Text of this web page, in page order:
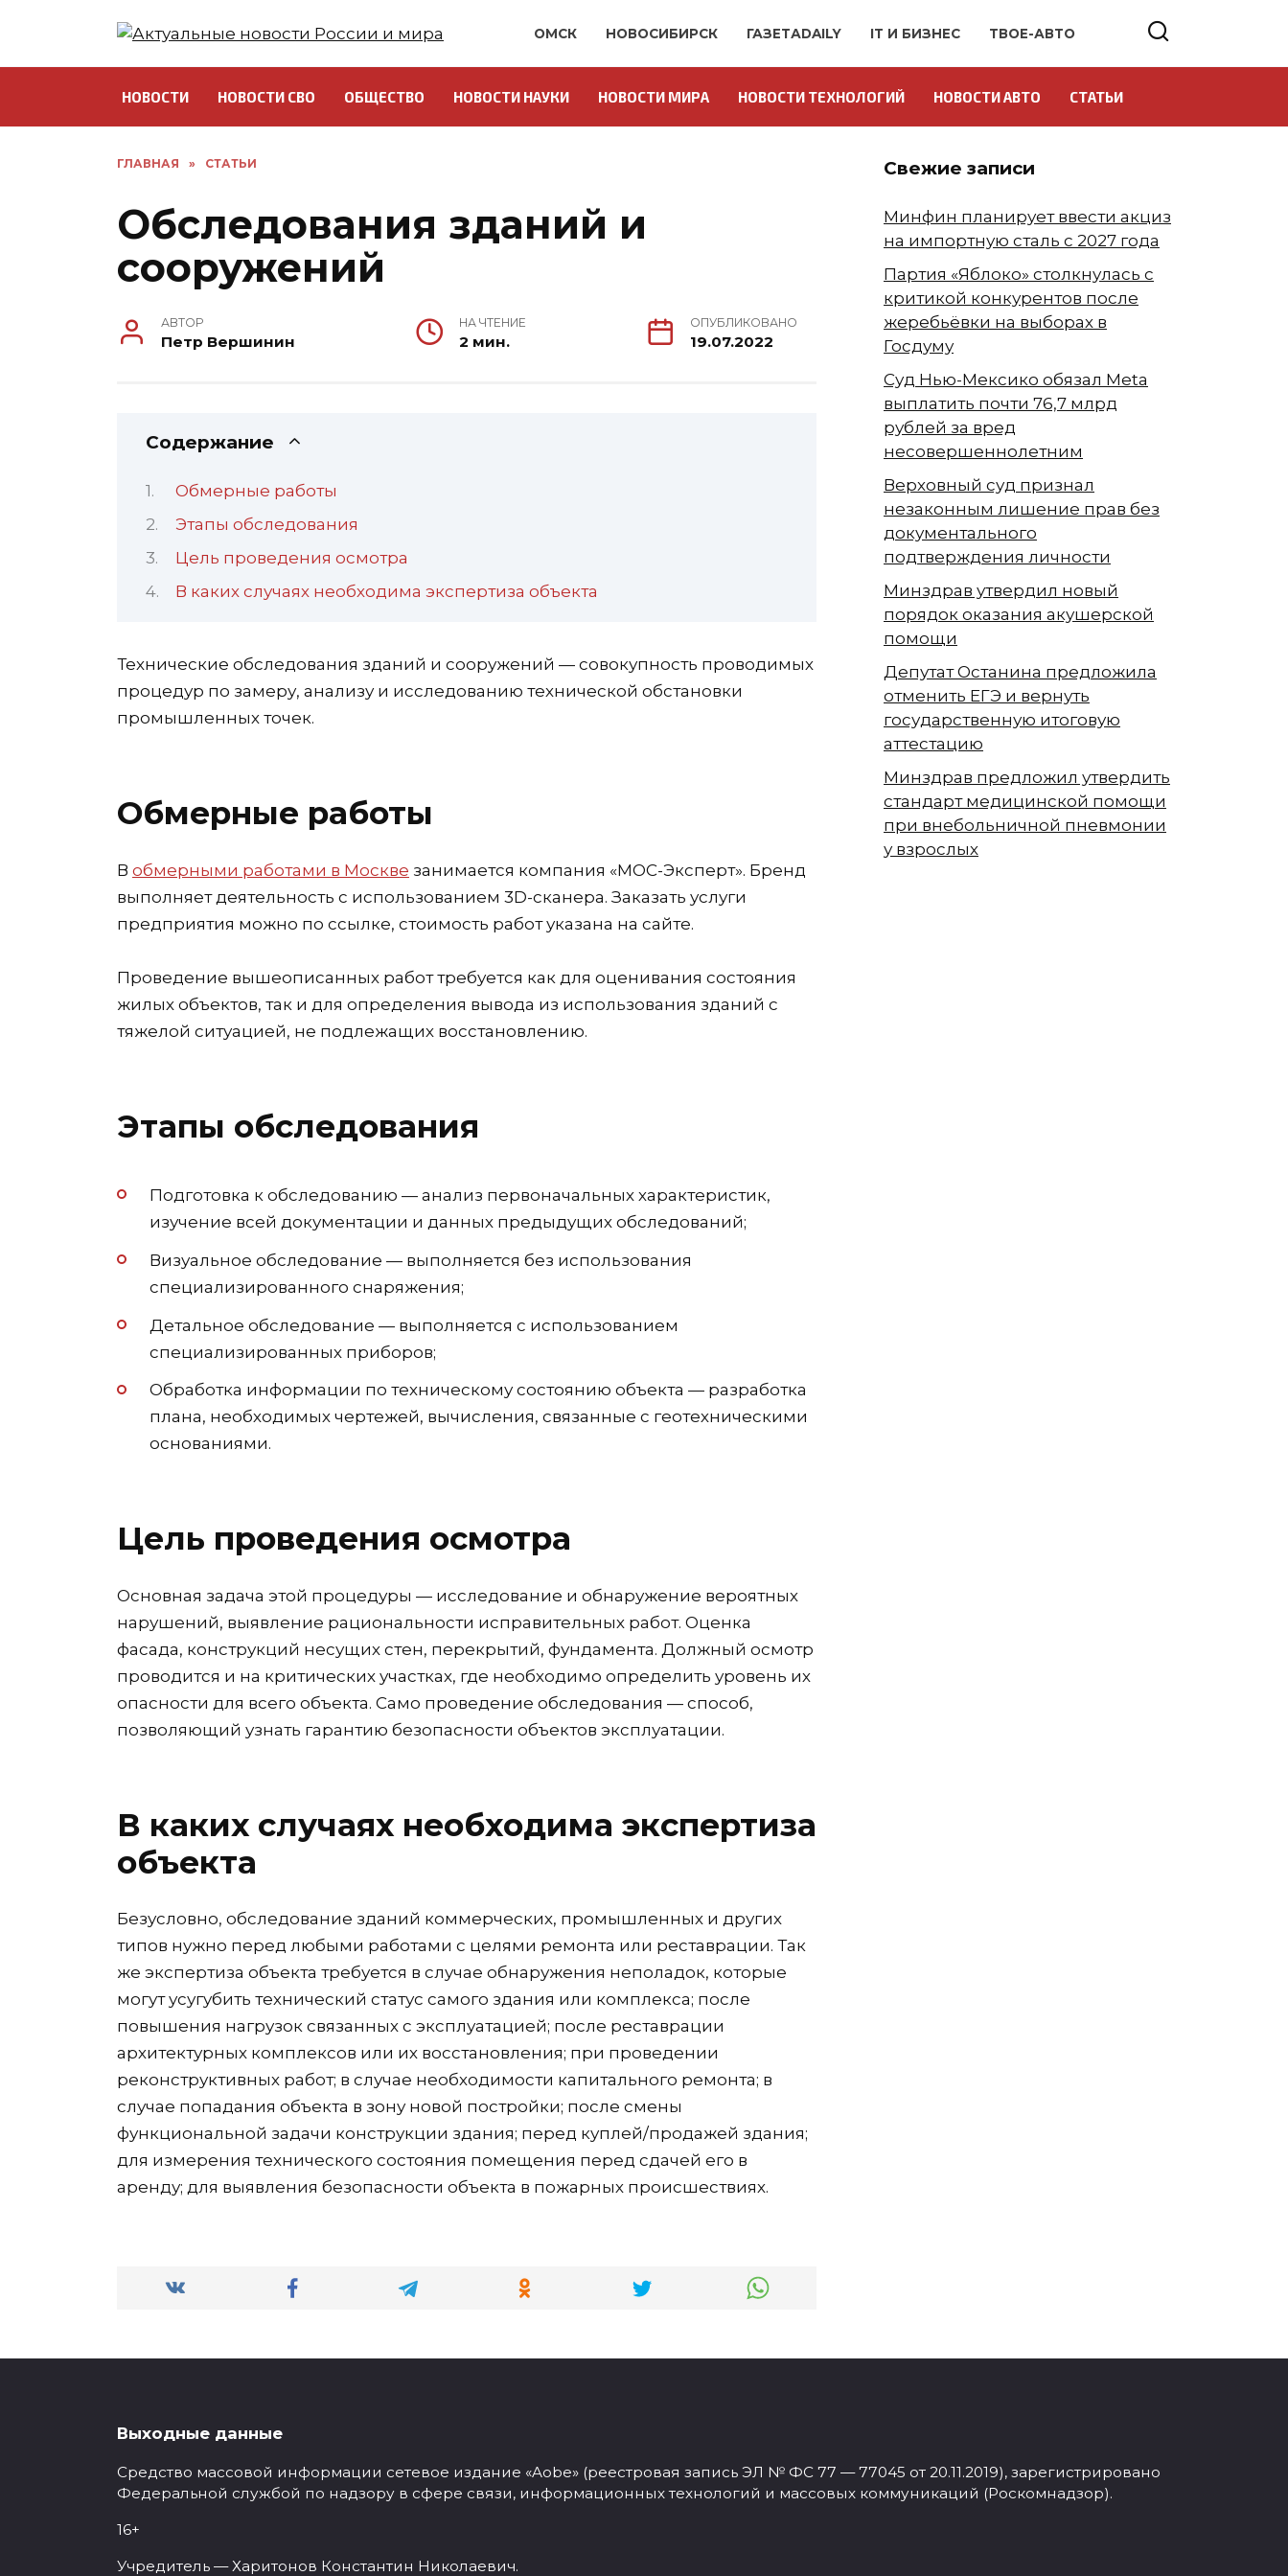
ОМСК НОВОСИБИРСК ГАЗЕТАDAILY IT И БИЗНЕС ТВОЕ-АВТО
НОВОСТИ НОВОСТИ СВО ОБЩЕСТВО НОВОСТИ НАУКИ НОВОСТИ МИРА НОВОСТИ ТЕХНОЛОГИЙ НОВОСТИ АВТО СТАТЬИ
ГЛАВНАЯ » СТАТЬИ
Обследования зданий и
сооружений
АВТОР
Петр Вершинин
НА ЧТЕНИЕ
2 мин.
ОПУБЛИКОВАНО
19.07.2022
Содержание
Обмерные работы
Этапы обследования
Цель проведения осмотра
В каких случаях необходима экспертиза объекта
Технические обследования зданий и сооружений — совокупность проводимых
процедур по замеру, анализу и исследованию технической обстановки
промышленных точек.
Обмерные работы
В обмерными работами в Москве занимается компания «МОС-Эксперт». Бренд
выполняет деятельность с использованием 3D-сканера. Заказать услуги
предприятия можно по ссылке, стоимость работ указана на сайте.
Проведение вышеописанных работ требуется как для оценивания состояния
жилых объектов, так и для определения вывода из использования зданий с
тяжелой ситуацией, не подлежащих восстановлению.
Этапы обследования
Подготовка к обследованию — анализ первоначальных характеристик,
изучение всей документации и данных предыдущих обследований;
Визуальное обследование — выполняется без использования
специализированного снаряжения;
Детальное обследование — выполняется с использованием
специализированных приборов;
Обработка информации по техническому состоянию объекта — разработка
плана, необходимых чертежей, вычисления, связанные с геотехническими
основаниями.
Цель проведения осмотра
Основная задача этой процедуры — исследование и обнаружение вероятных
нарушений, выявление рациональности исправительных работ. Оценка
фасада, конструкций несущих стен, перекрытий, фундамента. Должный осмотр
проводится и на критических участках, где необходимо определить уровень их
опасности для всего объекта. Само проведение обследования — способ,
позволяющий узнать гарантию безопасности объектов эксплуатации.
В каких случаях необходима экспертиза
объекта
Безусловно, обследование зданий коммерческих, промышленных и других
типов нужно перед любыми работами с целями ремонта или реставрации. Так
же экспертиза объекта требуется в случае обнаружения неполадок, которые
могут усугубить технический статус самого здания или комплекса; после
повышения нагрузок связанных с эксплуатацией; после реставрации
архитектурных комплексов или их восстановления; при проведении
реконструктивных работ; в случае необходимости капитального ремонта; в
случае попадания объекта в зону новой постройки; после смены
функциональной задачи конструкции здания; перед куплей/продажей здания;
для измерения технического состояния помещения перед сдачей его в
аренду; для выявления безопасности объекта в пожарных происшествиях.
Свежие записи
Минфин планирует ввести акциз
на импортную сталь с 2027 года
Партия «Яблоко» столкнулась с
критикой конкурентов после
жеребьёвки на выборах в
Госдуму
Суд Нью-Мексико обязал Meta
выплатить почти 76,7 млрд
рублей за вред
несовершеннолетним
Верховный суд признал
незаконным лишение прав без
документального
подтверждения личности
Минздрав утвердил новый
порядок оказания акушерской
помощи
Депутат Останина предложила
отменить ЕГЭ и вернуть
государственную итоговую
аттестацию
Минздрав предложил утвердить
стандарт медицинской помощи
при внебольничной пневмонии
у взрослых
Выходные данные
Средство массовой информации сетевое издание «Aobe» (реестровая запись ЭЛ № ФС 77 — 77045 от 20.11.2019), зарегистрировано
Федеральной службой по надзору в сфере связи, информационных технологий и массовых коммуникаций (Роскомнадзор).
16+
Учредитель — Харитонов Константин Николаевич.